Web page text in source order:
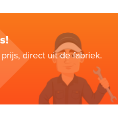
direct uit de fabriek.